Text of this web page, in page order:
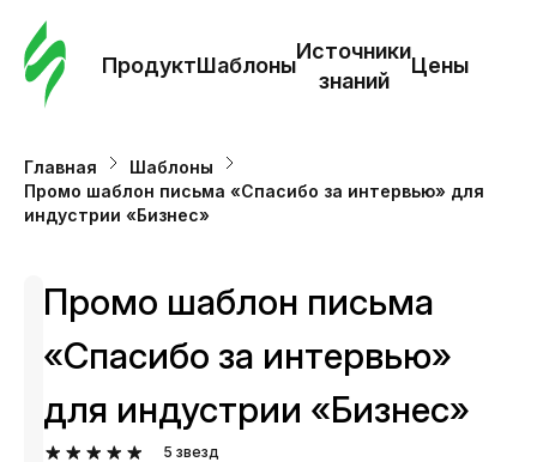
ПродуктШаблоны
Источники
знаний
Цены
Главная
Шаблоны
Промо шаблон письма «Спасибо за интервью» для
индустрии «Бизнес»
Промо шаблон письма
«Спасибо за интервью»
для индустрии «Бизнес»
5 звезд